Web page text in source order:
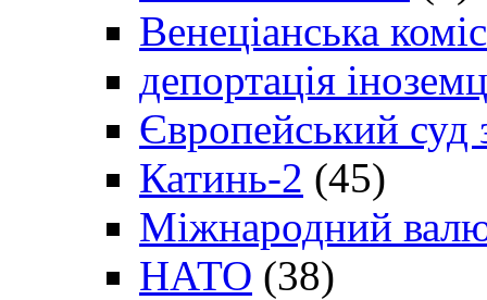
Венеціанська
депортація
Європейський
Катинь-2 (45)
Міжнародний
НАТО (38)